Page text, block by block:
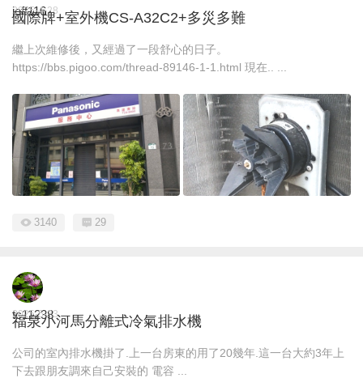
jeff116
2025-4-28
國際牌+室外機CS-A32C2+多災多難
繼上次維修後，又經過了一段舒心的日子。
https://bbs.pigoo.com/thread-89146-1-1.html 現在.. ...
3140 29
tc11238
2025-5-23
福泉小河馬分離式冷氣排水機
公司的室內排水機掛了.上一台房東的用了20幾年.這一台大約3年上
下去跟朋友調來自己安裝的 電容 ...